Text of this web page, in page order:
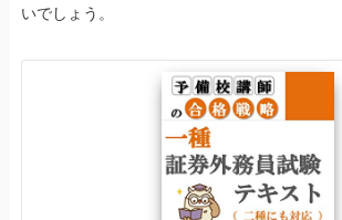
いでしょう。